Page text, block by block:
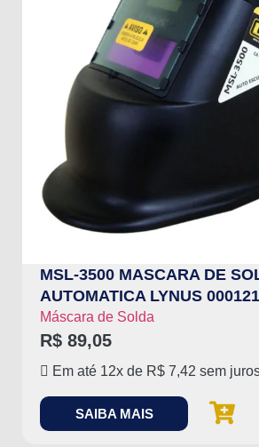
MSL-3500 MASCARA DE
AUTOMATICA LYNUS
Máscara de Solda
R$ 89,05
Em até 12x de R$ 7,42 sem
SAIBA MAIS